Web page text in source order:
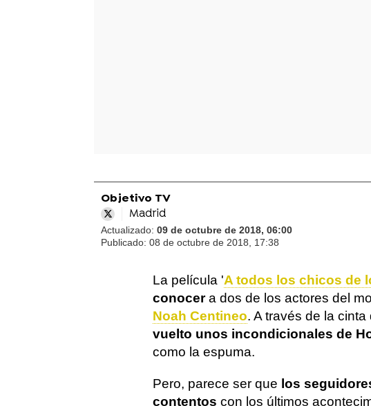
Objetivo TV
Madrid
Actualizado: 09 de octubre de 2018, 06:00
Publicado: 08 de octubre de 2018, 17:38
La película 'A todos los chicos de
conocera dos de los actores del
Noah Centineo. A través de la
vuelto unos incondicionales de
como la espuma.
Pero, parece ser que los
contentos con los últimos